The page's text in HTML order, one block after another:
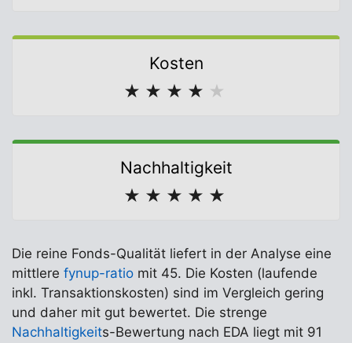
Kosten
★ ★ ★ ★ ★
Nachhaltigkeit
★ ★ ★ ★ ★
Die reine Fonds-Qualität liefert in der Analyse eine
mittlere fynup-ratio mit 45. Die Kosten (laufende
inkl. Transaktionskosten) sind im Vergleich gering
und daher mit gut bewertet. Die strenge
Nachhaltigkeits-Bewertung nach EDA liegt mit 91